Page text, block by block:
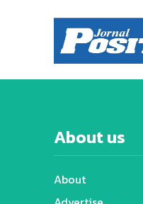
About us
About